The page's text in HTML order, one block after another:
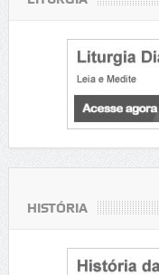
HISTÓRIA